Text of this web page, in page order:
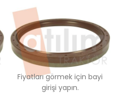
Fiyatları görmek için bayi
girişi yapın.